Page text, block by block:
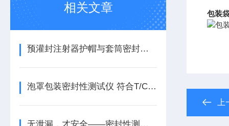
相关文章
预灌封注射器护帽与套筒密封性测试仪在药典标准下的应用解析
泡罩包装密封性测试仪 符合T/CNPPA 3027标准的密封性能检测设备
包装